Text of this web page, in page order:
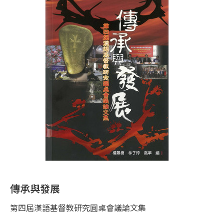
傳承與發展
第四屆漢語基督教研究圓桌會議論文集